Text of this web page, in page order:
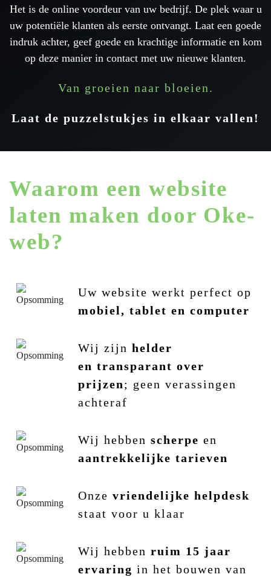
Het is de online voordeur van uw bedrijf. De plek waar u
uw potentiële klanten als eerste ontvangt. Laat een goede
indruk achter, geef goede en krachtige informatie en kom
op deze manier in contact met uw nieuwe klanten.
Van groeien naar bloeien.
Laat de puzzelstukjes in elkaar vallen!
Waarom een website
laten maken door Oke-
web?
Uw website werkt perfect op
mobiel, tablet en computer
Wij zijn helder
en transparant over
prijzen; geen verassingen
achteraf
Wij hebben scherpe en
aantrekkelijke tarieven
Onze vriendelijke helpdesk
staat voor u klaar
Wij hebben ruim 15 jaar
ervaring in het bouwen van